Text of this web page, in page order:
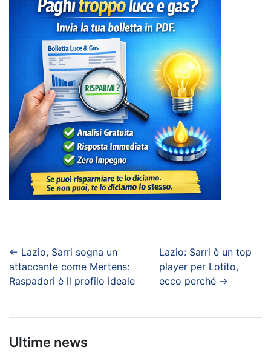
← Lazio, Sarri sogna un
attaccante come Mertens:
Raspadori è il profilo ideale
Lazio: Sarri è un top
player per Lotito,
ecco perché →
Ultime news